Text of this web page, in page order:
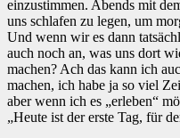
einzustimmen. Abends mit
uns schlafen zu legen, um
Und wenn wir es dann
auch noch an, was uns dort
machen? Ach das kann ich
machen, ich habe ja so viel
aber wenn ich es „erleben“
„Heute ist der erste Tag, für